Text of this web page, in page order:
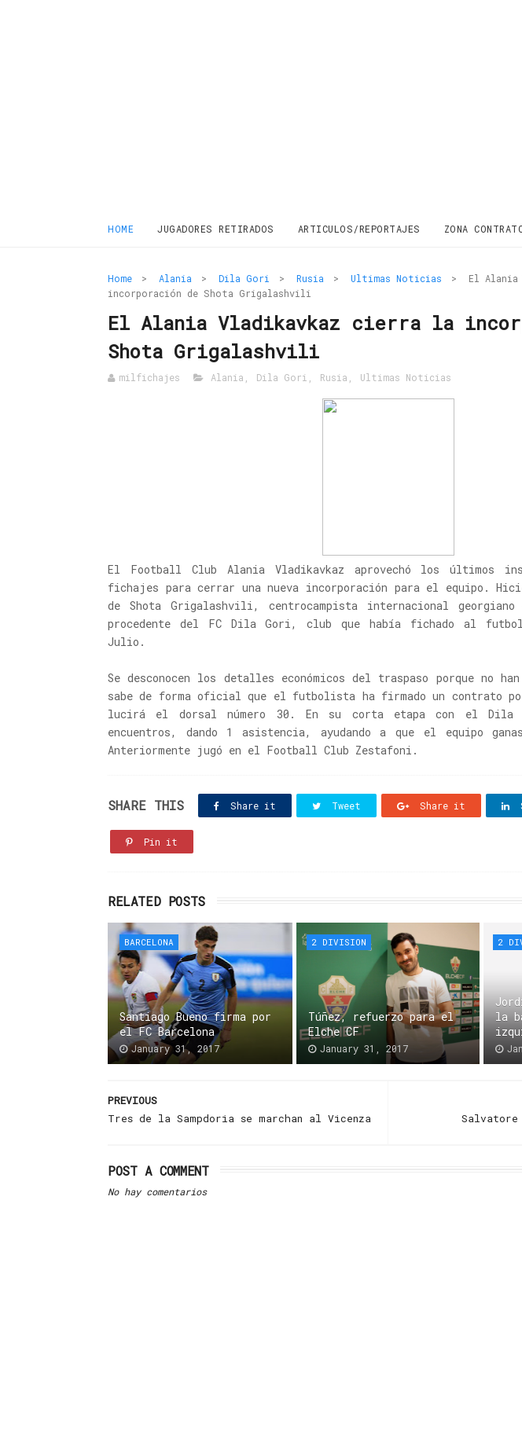
HOME JUGADORES RETIRADOS ARTICULOS/REPORTAJES ZONA
Home > Alania > Dila Gori > Rusia > Ultimas Noticias >
El
incorporación de Shota Grigalashvili
El Alania Vladikavkaz cierra la
Shota Grigalashvili
milfichajes Alania Dila Gori Rusia Ultimas Noticias
El Football Club Alania Vladikavkaz aprovechó los últimos
fichajes para cerrar una nueva incorporación para el equipo.
de Shota Grigalashvili, centrocampista internacional
procedente del FC Dila Gori, club que había fichado al
Julio.
Se desconocen los detalles económicos del traspaso porque no
sabe de forma oficial que el futbolista ha firmado un contrato por
lucirá el dorsal número 30. En su corta etapa con el
encuentros, dando 1 asistencia, ayudando a que el equipo
Anteriormente jugó en el Football Club Zestafoni.
SHARE THIS Share it Tweet Share it
Pin it
RELATED POSTS
BARCELONA
Santiago Bueno firma por
el FC Barcelona
January 31, 2017
2 DIVISION
Túñez, refuerzo para el
Elche CF
January 31, 2017
2
la
PREVIOUS
Tres de la Sampdoria se marchan al Vicenza
POST A COMMENT
No hay comentarios